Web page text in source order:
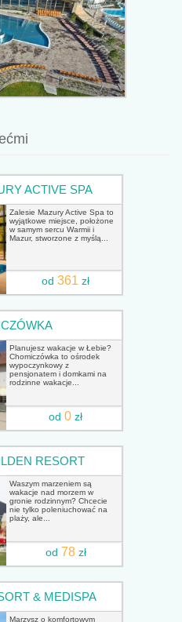
ACTIVE SPA
Zalesie Mazury Active Spa to
wyjątkowe miejsce, położone
w samym sercu Warmii i
Mazur, stworzone z myślą...
od361 zł
Planujesz wakacje w Łebie?
Chomiczówka to ośrodek
wypoczynkowy z
pensjonatem i domkami na
rodzinne wakacje...
od0 zł
RESORT
Waszym marzeniem są
wakacje nad morzem w
gronie rodzinnym? Chcecie
nie tylko poleniuchować na
plaży, ale...
od 78zł
& MEDISPA
Marzysz o komfortowym